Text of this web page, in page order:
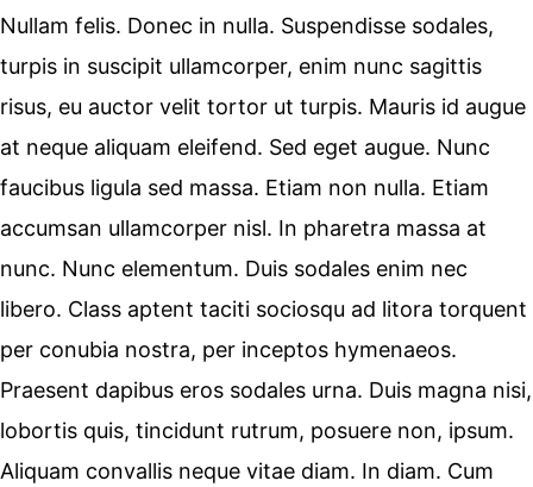
Nullam felis. Donec in nulla. Suspendisse sodales,
turpis in suscipit ullamcorper, enim nunc sagittis
risus, eu auctor velit tortor ut turpis. Mauris id augue
at neque aliquam eleifend. Sed eget augue. Nunc
faucibus ligula sed massa. Etiam non nulla. Etiam
accumsan ullamcorper nisl. In pharetra massa at
nunc. Nunc elementum. Duis sodales enim nec
libero. Class aptent taciti sociosqu ad litora torquent
per conubia nostra, per inceptos hymenaeos.
Praesent dapibus eros sodales urna. Duis magna nisi,
lobortis quis, tincidunt rutrum, posuere non, ipsum.
Aliquam convallis neque vitae diam. In diam. Cum